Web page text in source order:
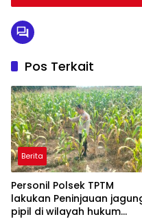
Pos Terkait
Berita
Personil Polsek TPTM
lakukan Peninjauan
pipil di wilayah hukum